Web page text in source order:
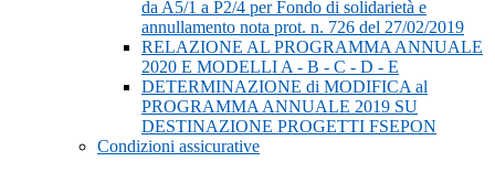
da A5/1 a P2/4 per Fondo di solidarietà e
annullamento nota prot. n. 726 del 27/02/2019
RELAZIONE AL PROGRAMMA ANNUALE
2020 E MODELLI A - B - C - D - E
DETERMINAZIONE di MODIFICA al
PROGRAMMA ANNUALE 2019 SU
DESTINAZIONE PROGETTI FSEPON
Condizioni assicurative